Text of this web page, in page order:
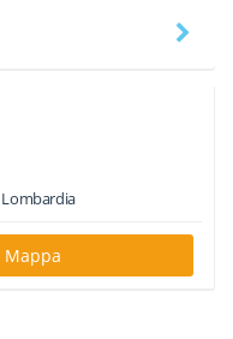
Lombardia
Mappa